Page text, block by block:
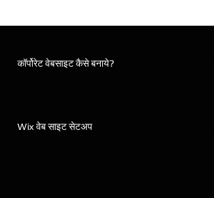
कॉर्पोरेट वेबसाइट कैसे बनाये?
Wix वेब साइट सेटअप